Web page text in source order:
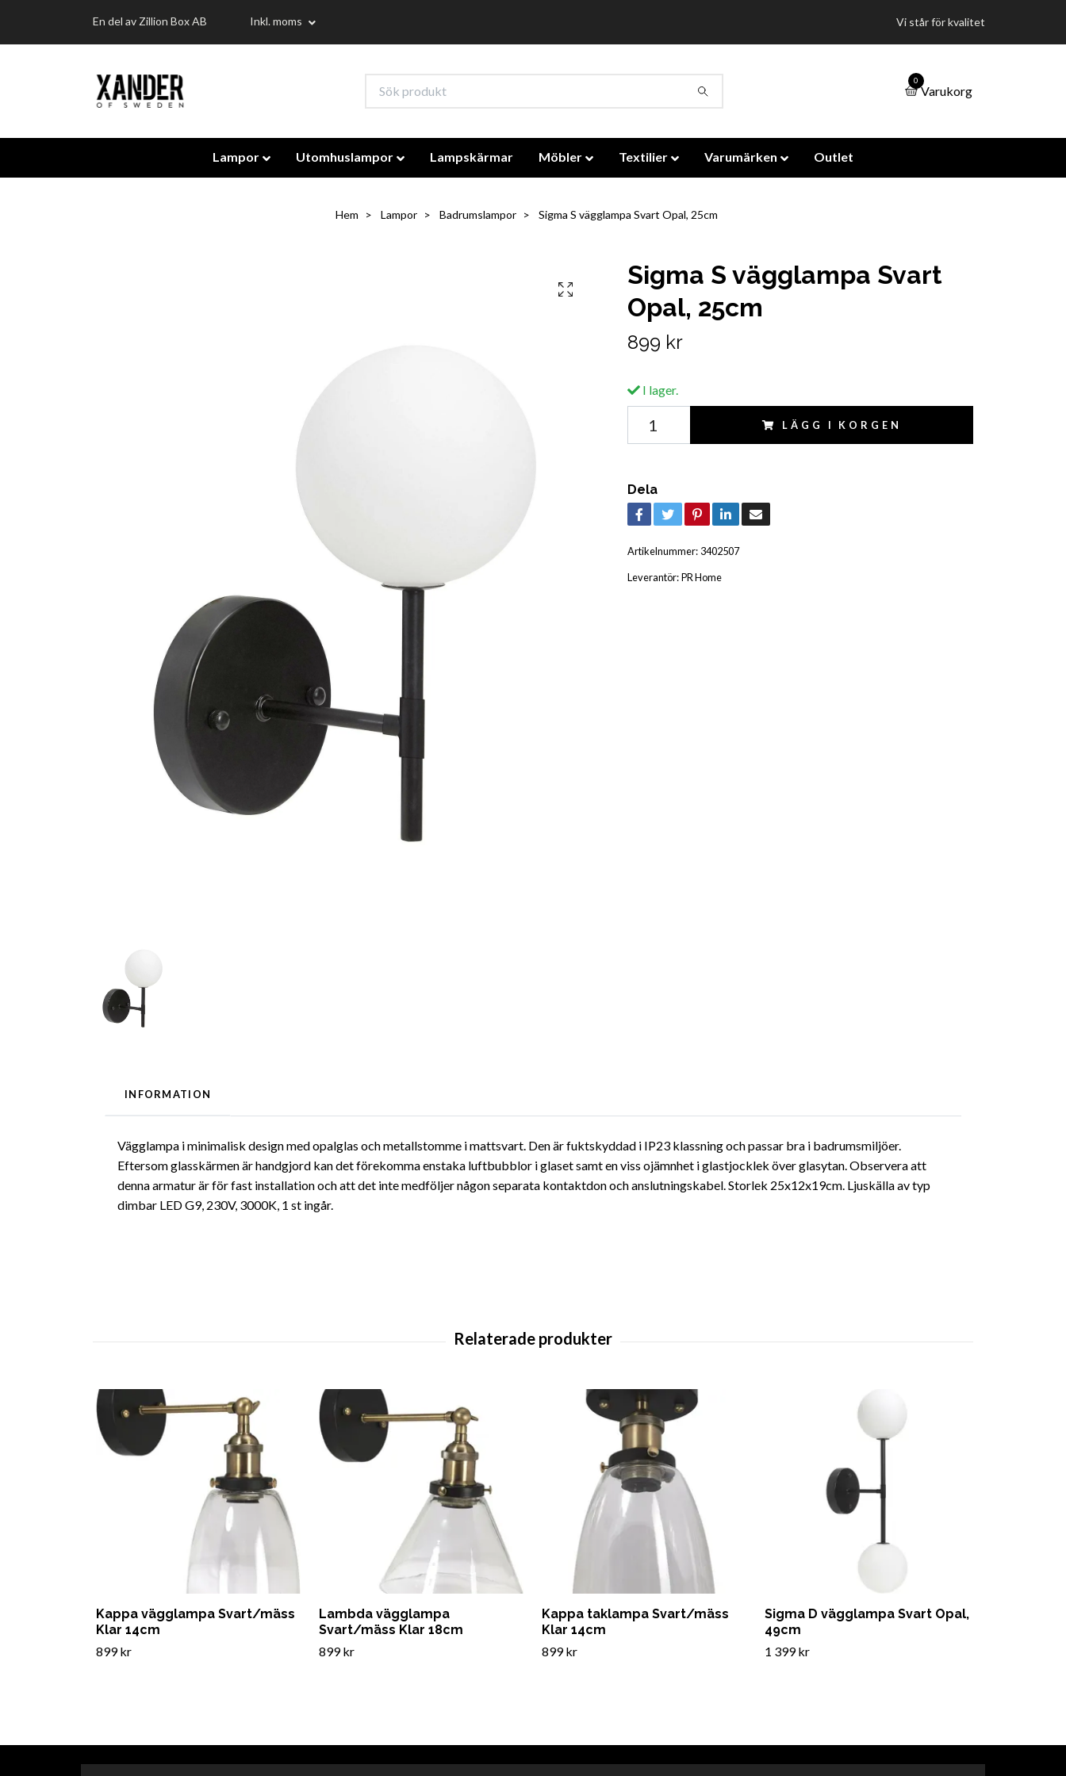
En del av Zillion Box AB Inkl. moms Vi står för kvalitet
0
Varukorg
Lampor Utomhuslampor Lampskärmar Möbler Textilier Varumärken Outlet
Hem Lampor Badrumslampor Sigma S vägglampa Svart Opal, 25cm
Sigma S vägglampa Svart
Opal, 25cm
899 kr
I lager.
LÄGG I KORGEN
Dela
Artikelnummer: 3402507
Leverantör:PR Home
INFORMATION
Vägglampa i minimalisk design med opalglas och metallstomme i mattsvart. Den är fuktskyddad i IP23 klassning och passar bra i badrumsmiljöer.
Eftersom glasskärmen är handgjord kan det förekomma enstaka luftbubblor i glaset samt en viss ojämnhet i glastjocklek över glasytan. Observera att
denna armatur är för fast installation och att det inte medföljer någon separata kontaktdon och anslutningskabel. Storlek 25x12x19cm. Ljuskälla av typ
dimbar LED G9, 230V, 3000K, 1 st ingår.
Kappa vägglampa Svart/mäss
Klar 14cm
899 kr
Lambda vägglampa
Svart/mäss Klar 18cm
899 kr
Kappa taklampa Svart/mäss
Klar 14cm
899 kr
Sigma D vägglampa Svart Opal,
49cm
1 399 kr